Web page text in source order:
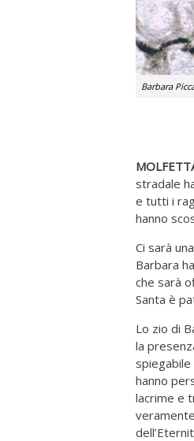
Barbara
stradale
e tutti i
hanno
Ci sarà
Barbara
che sarà
Santa è
Lo zio di
la
spiegabile
hanno
lacrime e